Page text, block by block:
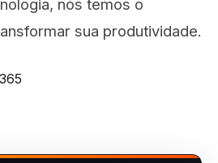
nós temos o
sua produtividade.